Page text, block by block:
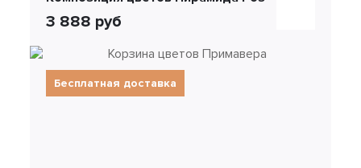
3 888 руб
Бесплатная доставка